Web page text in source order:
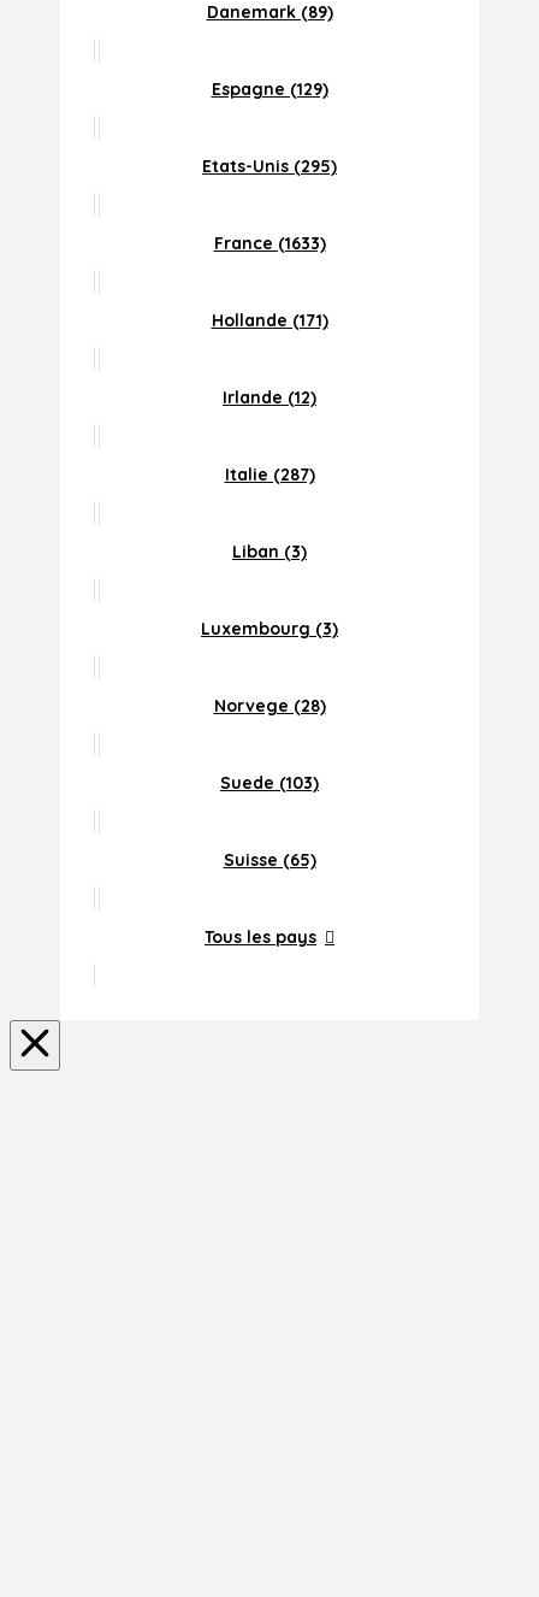
Danemark (89)
Espagne (129)
Etats-Unis (295)
France (1633)
Hollande (171)
Irlande (12)
Italie (287)
Liban (3)
Luxembourg (3)
Norvege (28)
Suede (103)
Suisse (65)
Tous les pays